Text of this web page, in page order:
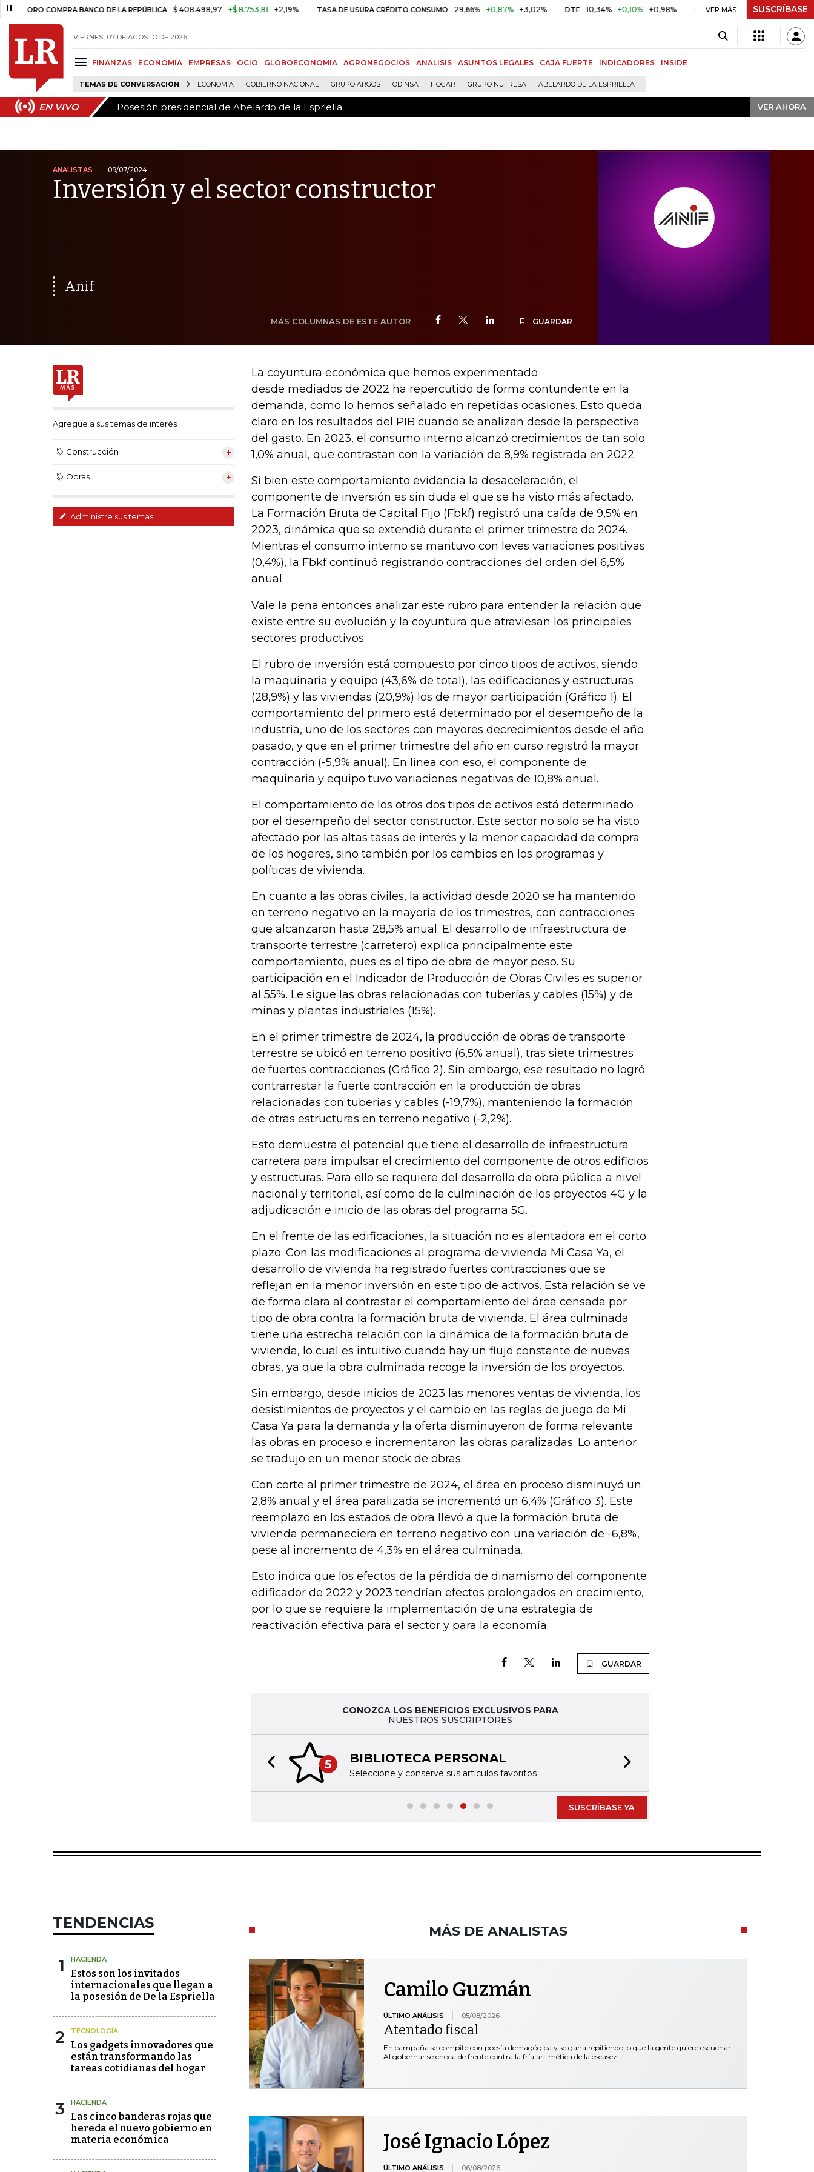
COMPRA BANCO DE LA REPÚBLICA $ 408.498,97 +$ 8.753,81 +2,19% TASA DE USURA CRÉDITO CONSUMO 29,66% +0,87% +3,02% DTF 10,34% +0,10% +0,98% UVR +$ 0,05 +0,01%
VER MÁS SUSCRÍBASE
VIERNES, 07 DE AGOSTO DE 2026
FINANZAS ECONOMÍA EMPRESAS OCIO GLOBOECONOMÍA AGRONEGOCIOS ANÁLISIS ASUNTOS LEGALES CAJA FUERTE INDICADORES INSIDE
TEMAS DE CONVERSACIÓN ECONOMÍA GOBIERNO NACIONAL GRUPO ARGOS ODINSA HOGAR GRUPO NUTRESA ABELARDO DE LA ESPRIELLA
EN VIVO Posesión presidencial de Abelardo de la Espriella VER AHORA
EN VIVO Posesión presidencial de Abelardo de la Espriella VER AHORA
ANALISTAS 09/07/2024
Inversión y el sector constructor
Anif
MÁS COLUMNAS DE ESTE AUTOR GUARDAR
Agregue a sus temas de interés
Construcción
Obras
Administre sus temas
La coyuntura económica que hemos experimentado
desde mediados de 2022 ha repercutido de forma contundente en la
demanda, como lo hemos señalado en repetidas ocasiones. Esto queda
claro en los resultados del PIB cuando se analizan desde la perspectiva
del gasto. En 2023, el consumo interno alcanzó crecimientos de tan solo
1,0% anual, que contrastan con la variación de 8,9% registrada en 2022.
Si bien este comportamiento evidencia la desaceleración, el
componente de inversión es sin duda el que se ha visto más afectado.
La Formación Bruta de Capital Fijo (Fbkf) registró una caída de 9,5% en
2023, dinámica que se extendió durante el primer trimestre de 2024.
Mientras el consumo interno se mantuvo con leves variaciones positivas
(0,4%), la Fbkf continuó registrando contracciones del orden del 6,5%
anual.
Vale la pena entonces analizar este rubro para entender la relación que
existe entre su evolución y la coyuntura que atraviesan los principales
sectores productivos.
El rubro de inversión está compuesto por cinco tipos de activos, siendo
la maquinaria y equipo (43,6% de total), las edificaciones y estructuras
(28,9%) y las viviendas (20,9%) los de mayor participación (Gráfico 1). El
comportamiento del primero está determinado por el desempeño de la
industria, uno de los sectores con mayores decrecimientos desde el año
pasado, y que en el primer trimestre del año en curso registró la mayor
contracción (-5,9% anual). En línea con eso, el componente de
maquinaria y equipo tuvo variaciones negativas de 10,8% anual.
El comportamiento de los otros dos tipos de activos está determinado
por el desempeño del sector constructor. Este sector no solo se ha visto
afectado por las altas tasas de interés y la menor capacidad de compra
de los hogares, sino también por los cambios en los programas y
políticas de vivienda.
En cuanto a las obras civiles, la actividad desde 2020 se ha mantenido
en terreno negativo en la mayoría de los trimestres, con contracciones
que alcanzaron hasta 28,5% anual. El desarrollo de infraestructura de
transporte terrestre (carretero) explica principalmente este
comportamiento, pues es el tipo de obra de mayor peso. Su
participación en el Indicador de Producción de Obras Civiles es superior
al 55%. Le sigue las obras relacionadas con tuberías y cables (15%) y de
minas y plantas industriales (15%).
En el primer trimestre de 2024, la producción de obras de transporte
terrestre se ubicó en terreno positivo (6,5% anual), tras siete trimestres
de fuertes contracciones (Gráfico 2). Sin embargo, ese resultado no logró
contrarrestar la fuerte contracción en la producción de obras
relacionadas con tuberías y cables (-19,7%), manteniendo la formación
de otras estructuras en terreno negativo (-2,2%).
Esto demuestra el potencial que tiene el desarrollo de infraestructura
carretera para impulsar el crecimiento del componente de otros edificios
y estructuras. Para ello se requiere del desarrollo de obra pública a nivel
nacional y territorial, así como de la culminación de los proyectos 4G y la
adjudicación e inicio de las obras del programa 5G.
En el frente de las edificaciones, la situación no es alentadora en el corto
plazo. Con las modificaciones al programa de vivienda Mi Casa Ya, el
desarrollo de vivienda ha registrado fuertes contracciones que se
reflejan en la menor inversión en este tipo de activos. Esta relación se ve
de forma clara al contrastar el comportamiento del área censada por
tipo de obra contra la formación bruta de vivienda. El área culminada
tiene una estrecha relación con la dinámica de la formación bruta de
vivienda, lo cual es intuitivo cuando hay un flujo constante de nuevas
obras, ya que la obra culminada recoge la inversión de los proyectos.
Sin embargo, desde inicios de 2023 las menores ventas de vivienda, los
desistimientos de proyectos y el cambio en las reglas de juego de Mi
Casa Ya para la demanda y la oferta disminuyeron de forma relevante
las obras en proceso e incrementaron las obras paralizadas. Lo anterior
se tradujo en un menor stock de obras.
Con corte al primer trimestre de 2024, el área en proceso disminuyó un
2,8% anual y el área paralizada se incrementó un 6,4% (Gráfico 3). Este
reemplazo en los estados de obra llevó a que la formación bruta de
vivienda permaneciera en terreno negativo con una variación de -6,8%,
pese al incremento de 4,3% en el área culminada.
Esto indica que los efectos de la pérdida de dinamismo del componente
edificador de 2022 y 2023 tendrían efectos prolongados en crecimiento,
por lo que se requiere la implementación de una estrategia de
reactivación efectiva para el sector y para la economía.
GUARDAR
CONOZCA LOS BENEFICIOS EXCLUSIVOS PARA
NUESTROS SUSCRIPTORES
5 BIBLIOTECA PERSONAL
Seleccione y conserve sus artículos favoritos
Previous slide
SUSCRÍBASE YA
TENDENCIAS
1 HACIENDA
Estos son los invitados
internacionales que llegan a
la posesión de De la Espriella
2 TECNOLOGÍA
Los gadgets innovadores que
están transformando las
tareas cotidianas del hogar
3 HACIENDA
Las cinco banderas rojas que
hereda el nuevo gobierno en
materia económica
MÁS DE ANALISTAS
Camilo Guzmán
ÚLTIMO ANÁLISIS 05/08/2026
Atentado fiscal
En campaña se compite con poesía demagógica y se gana repitiendo lo que la gente quiere escuchar.
Al gobernar se choca de frente contra la fría aritmética de la escasez.
José Ignacio López
ÚLTIMO ANÁLISIS 06/08/2026